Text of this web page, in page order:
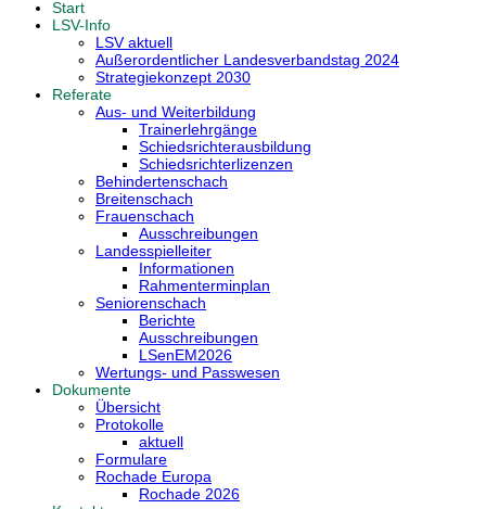
Start
LSV-Info
LSV aktuell
Außerordentlicher Landesverbandstag 2024
Strategiekonzept 2030
Referate
Aus- und Weiterbildung
Trainerlehrgänge
Schiedsrichterausbildung
Schiedsrichterlizenzen
Behindertenschach
Breitenschach
Frauenschach
Ausschreibungen
Landesspielleiter
Informationen
Rahmenterminplan
Seniorenschach
Berichte
Ausschreibungen
LSenEM2026
Wertungs- und Passwesen
Dokumente
Übersicht
Protokolle
aktuell
Formulare
Rochade Europa
Rochade 2026